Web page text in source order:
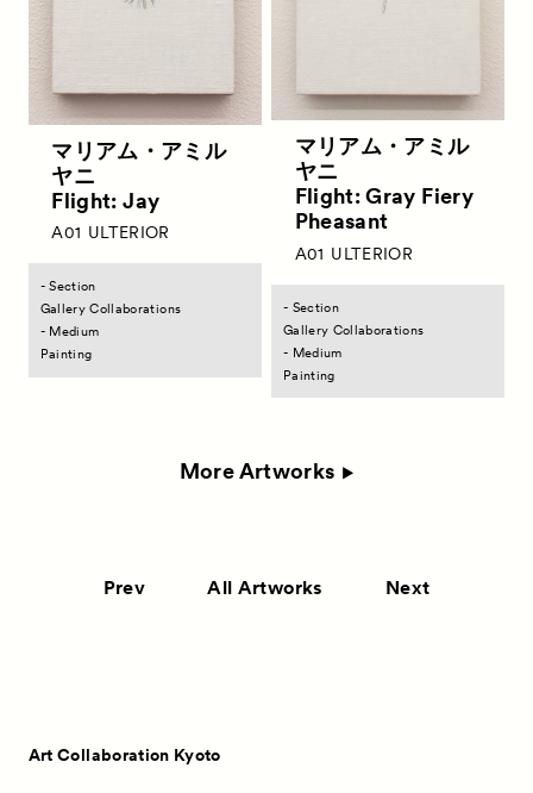
マリアム・アミル
ヤニ
Flight: Jay
A01 ULTERIOR
- Section
Gallery Collaborations
- Medium
Painting
マリアム・アミル
ヤニ
Flight: Gray Fiery
Pheasant
A01 ULTERIOR
- Section
Gallery Collaborations
- Medium
Painting
More Artworks
Prev All Artworks Next
Art Collaboration Kyoto